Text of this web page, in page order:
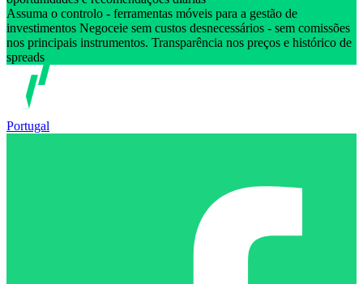
Assuma o controlo - ferramentas móveis para a gestão de
investimentos Negoceie sem custos desnecessários - sem comissões
nos principais instrumentos. Transparência nos preços e histórico de
spreads
Portugal